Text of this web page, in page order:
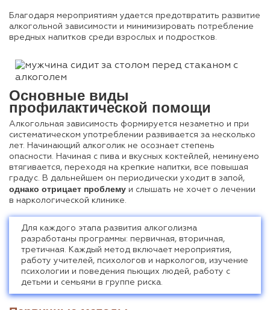
Благодаря мероприятиям удается предотвратить развитие
алкогольной зависимости и минимизировать потребление
вредных напитков среди взрослых и подростков.
Основные виды
профилактической помощи
Алкогольная зависимость формируется незаметно и при
систематическом употреблении развивается за несколько
лет. Начинающий алкоголик не осознает степень
опасности. Начиная с пива и вкусных коктейлей, неминуемо
втягивается, переходя на крепкие напитки, все повышая
градус. В дальнейшем он периодически уходит в запой,
однако отрицает проблему и слышать не хочет о лечении
в наркологической клинике.
Для каждого этапа развития алкоголизма
разработаны программы: первичная, вторичная,
третичная. Каждый метод включает мероприятия,
работу учителей, психологов и наркологов, изучение
психологии и поведения пьющих людей, работу с
детьми и семьями в группе риска.